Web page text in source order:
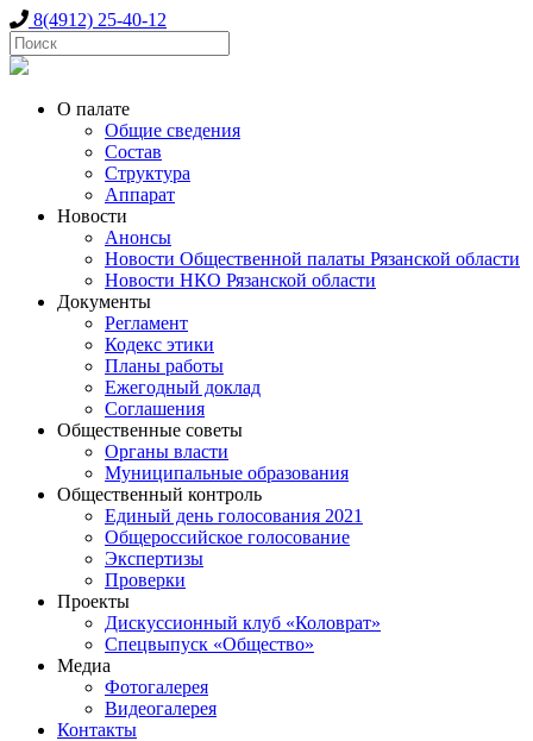
8(4912) 25-40-12
О палате
Общие сведения
Состав
Структура
Аппарат
Новости
Анонсы
Новости Общественной палаты Рязанской области
Новости НКО Рязанской области
Документы
Регламент
Кодекс этики
Планы работы
Ежегодный доклад
Соглашения
Общественные советы
Органы власти
Муниципальные образования
Общественный контроль
Единый день голосования 2021
Общероссийское голосование
Экспертизы
Проверки
Проекты
Дискуссионный клуб «Коловрат»
Спецвыпуск «Общество»
Медиа
Фотогалерея
Видеогалерея
Контакты